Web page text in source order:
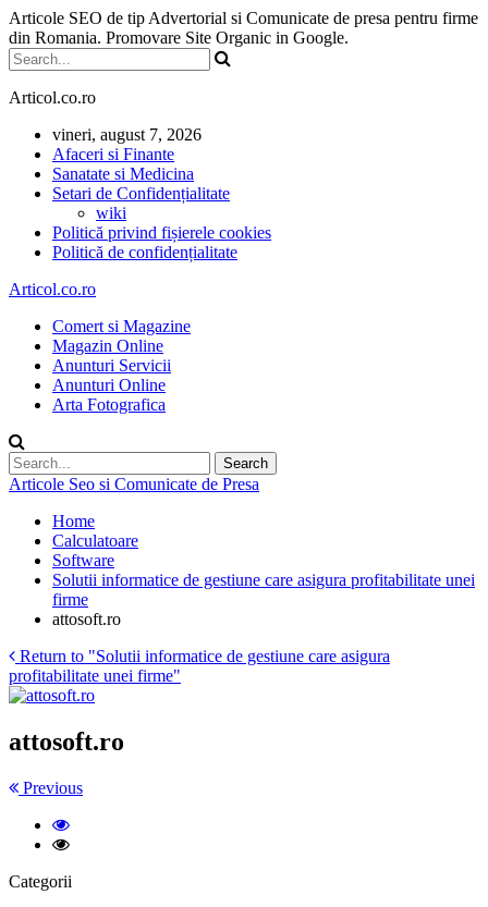
Articole SEO de tip Advertorial si Comunicate de presa pentru firme
din Romania. Promovare Site Organic in Google.
Articol.co.ro
vineri, august 7, 2026
Afaceri si Finante
Sanatate si Medicina
Setari de Confidențialitate
wiki
Politică privind fișierele cookies
Politică de confidențialitate
Articol.co.ro
Comert si Magazine
Magazin Online
Anunturi Servicii
Anunturi Online
Arta Fotografica
Articole Seo si Comunicate de Presa
Home
Calculatoare
Software
Solutii informatice de gestiune care asigura profitabilitate unei
firme
attosoft.ro
Return to "Solutii informatice de gestiune care asigura
profitabilitate unei firme"
attosoft.ro
Previous
Categorii